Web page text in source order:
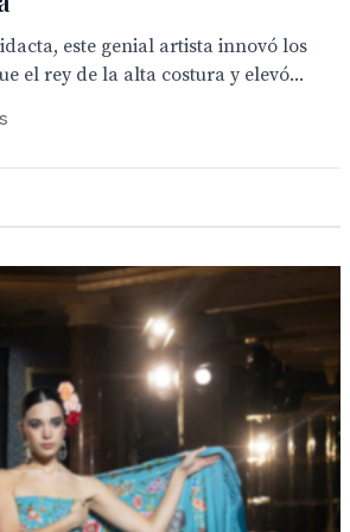
este genial artista innovó los
el rey de la alta costura y elevó...